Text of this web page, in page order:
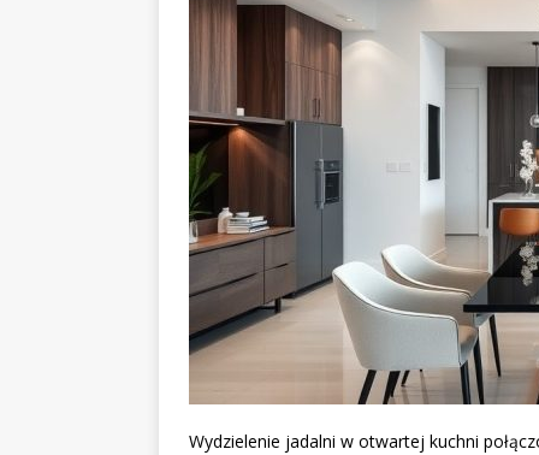
Wydzielenie jadalni w otwartej kuchni